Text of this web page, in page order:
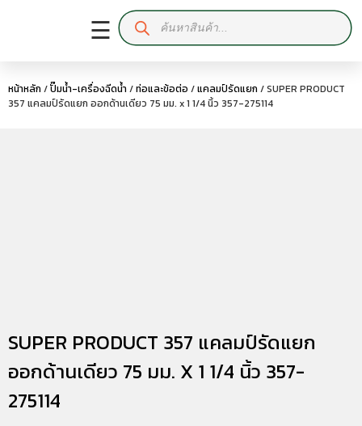
☰
หน้าหลัก /ปั๊มน้ำ-เครื่องฉีดน้ำ /ท่อและข้อต่อ /แคลมป์รัดแยก / SUPER PRODUCT
357 แคลมป์รัดแยก ออกด้านเดียว 75 มม. x 1 1/4 นิ้ว 357-275114
SUPER PRODUCT 357 แคลมป์รัดแยก
ออกด้านเดียว 75 มม. X 1 1/4 นิ้ว 357-
275114